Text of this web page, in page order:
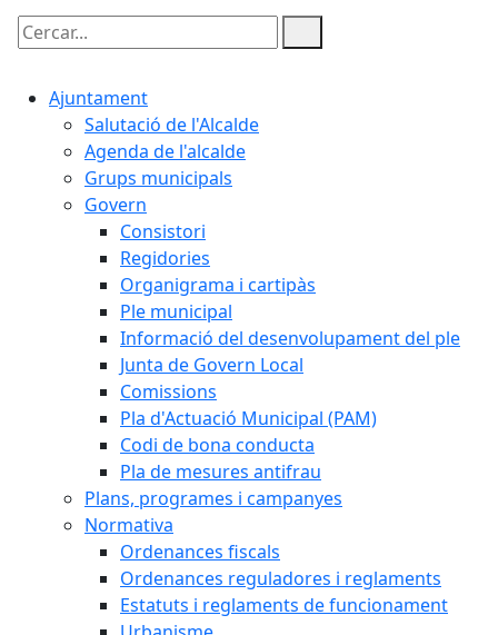
Cercar:
Ajuntament
Salutació de l'Alcalde
Agenda de l'alcalde
Grups municipals
Govern
Consistori
Regidories
Organigrama i cartipàs
Ple municipal
Informació del desenvolupament del ple
Junta de Govern Local
Comissions
Pla d'Actuació Municipal (PAM)
Codi de bona conducta
Pla de mesures antifrau
Plans, programes i campanyes
Normativa
Ordenances fiscals
Ordenances reguladores i reglaments
Estatuts i reglaments de funcionament